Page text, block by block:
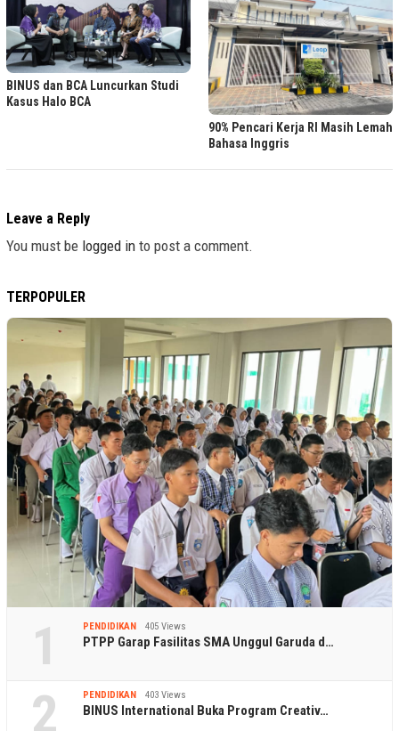
BINUS dan BCA Luncurkan Studi
Kasus Halo BCA
90% Pencari Kerja RI Masih Lemah
Bahasa Inggris
Leave a Reply
You must be logged in to post a comment.
TERPOPULER
1 PENDIDIKAN 405 Views
PTPP Garap Fasilitas SMA Unggul Garuda d…
2 PENDIDIKAN 403 Views
BINUS International Buka Program Creativ…